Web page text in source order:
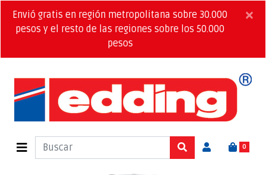
Envió gratis en región metropolitana sobre 30.000
pesos y el resto de las regiones sobre los 50.000
pesos
×
0